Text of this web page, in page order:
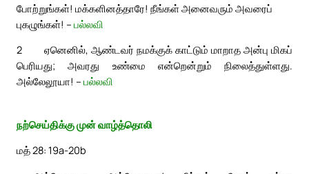
போற்றுங்கள்! மக்களினத்தாரே! நீங்கள் அனைவரும் அவரைப்
புகழுங்கள்! – பல்லவி
2
ஏனெனில், ஆண்டவர் நமக்குக் காட்டும் மாறாத அன்பு மிகப்
பெரியது; அவரது உண்மை என்றென்றும் நிலைத்துள்ளது.
அல்லேலூயா! – பல்லவி
நற்செய்திக்கு முன் வாழ்த்தொலி
மத் 28: 19a-20b